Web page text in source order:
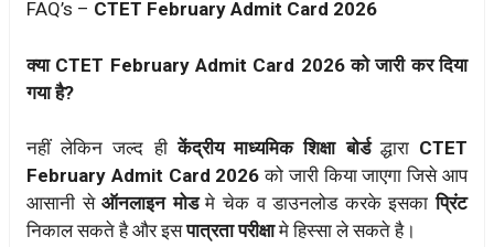
FAQ’s – CTET February Admit Card 2026
क्या CTET February Admit Card 2026 को जारी कर दिया
गया है?
नहीं लेकिन जल्द हीकेंद्रीय माध्यमिक शिक्षा बोर्डद्धारा CTET
February Admit Card 2026 को जारी किया जाएगा जिसे आप
आसानी सेऑनलाइन मोडमे चेक व डाउनलोड करके इसका प्रिंट
निकाल सकते है और इसपात्रता परीक्षामे हिस्सा ले सकते है।